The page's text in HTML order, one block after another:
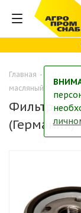
Главная -
масляный W 712/80
Фильтр
(Германия)